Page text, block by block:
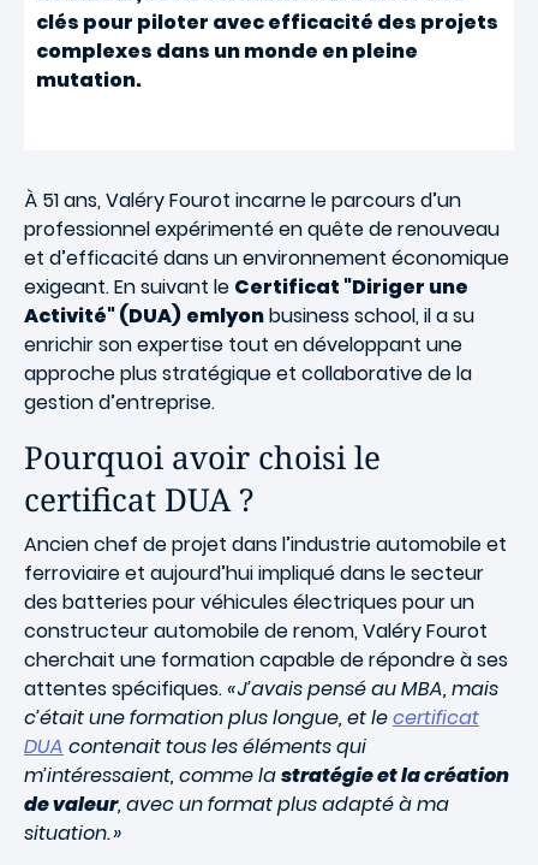
clés pour piloter avec efficacité des projets
complexes dans un monde en pleine
mutation.
À 51 ans, Valéry Fourot incarne le parcours d’un
professionnel expérimenté en quête de renouveau
et d’efficacité dans un environnement économique
exigeant. En suivant le Certificat "Diriger une
Activité" (DUA) emlyonbusiness school, il a su
enrichir son expertise tout en développant une
approche plus stratégique et collaborative de la
gestion d’entreprise.
Pourquoi avoir choisi le
certificat DUA ?
Ancien chef de projet dans l’industrie automobile et
ferroviaire et aujourd’hui impliqué dans le secteur
des batteries pour véhicules électriques pour un
constructeur automobile de renom, Valéry Fourot
cherchait une formation capable de répondre à ses
attentes spécifiques.« J’avais pensé au MBA, mais
c’était une formation plus longue, et lecertificat
DUA contenait tous les éléments qui
m’intéressaient, comme lastratégie et la création
de valeur, avec un format plus adapté à ma
situation. »